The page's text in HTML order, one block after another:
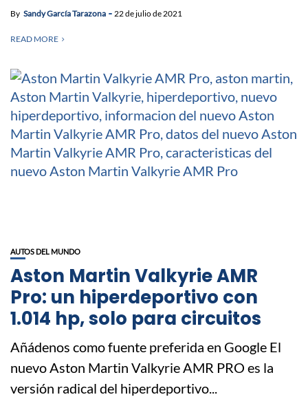
By Sandy García Tarazona 22 de julio de 2021
READ MORE
AUTOS DEL MUNDO
Aston Martin Valkyrie AMR
Pro: un hiperdeportivo con
1.014 hp, solo para circuitos
Añádenos como fuente preferida en Google El
nuevo Aston Martin Valkyrie AMR PRO es la
versión radical del hiperdeportivo...